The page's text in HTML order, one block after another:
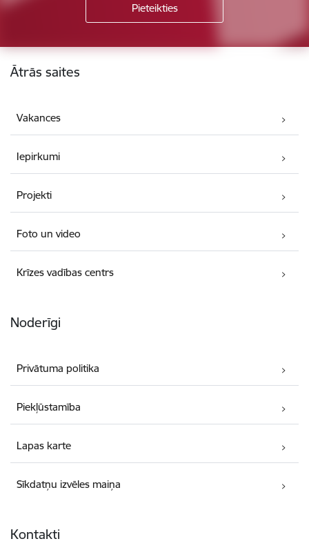
Kājene
Ātrās saites
Vakances
Iepirkumi
Projekti
Foto un video
Krīzes vadības centrs
Noderīgi
Privātuma politika
Piekļūstamība
Lapas karte
Sīkdatņu izvēles maiņa
Kontakti